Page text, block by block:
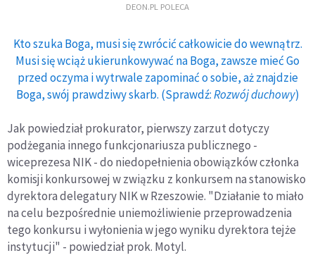
DEON.PL POLECA
Kto szuka Boga, musi się zwrócić całkowicie do wewnątrz.
Musi się wciąż ukierunkowywać na Boga, zawsze mieć Go
przed oczyma i wytrwale zapominać o sobie, aż znajdzie
Boga, swój prawdziwy skarb. (Sprawdź:Rozwój duchowy)
Jak powiedział prokurator, pierwszy zarzut dotyczy
podżegania innego funkcjonariusza publicznego -
wiceprezesa NIK - do niedopełnienia obowiązków członka
komisji konkursowej w związku z konkursem na stanowisko
dyrektora delegatury NIK w Rzeszowie. "Działanie to miało
na celu bezpośrednie uniemożliwienie przeprowadzenia
tego konkursu i wyłonienia w jego wyniku dyrektora tejże
instytucji" - powiedział prok. Motyl.